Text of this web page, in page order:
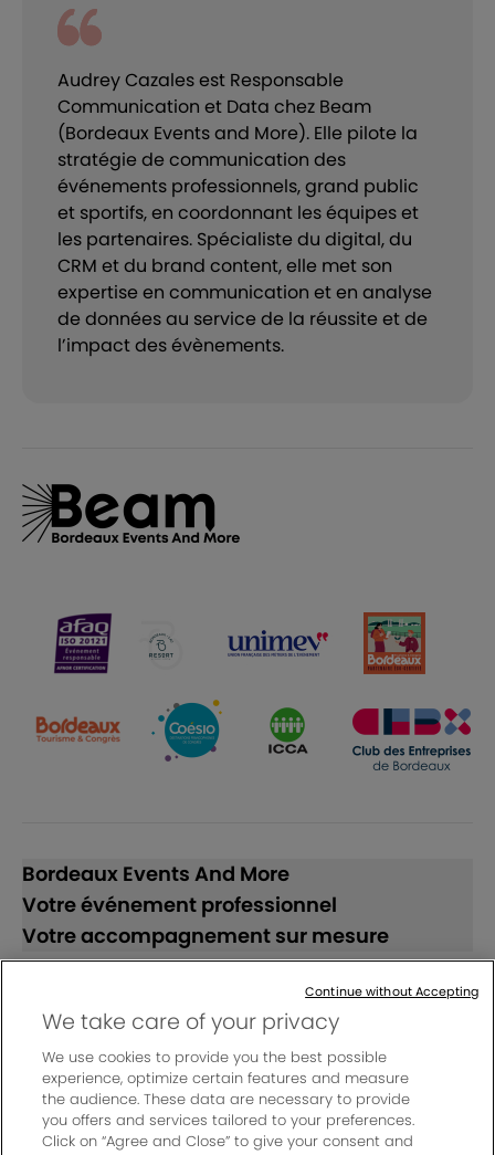
Audrey Cazales est Responsable
Communication et Data chez Beam
(Bordeaux Events and More). Elle pilote la
stratégie de communication des
événements professionnels, grand public
et sportifs, en coordonnant les équipes et
les partenaires. Spécialiste du digital, du
CRM et du brand content, elle met son
expertise en communication et en analyse
de données au service de la réussite et de
l’impact des évènements.
Bordeaux Events And More
Votre événement professionnel
Votre accompagnement sur mesure
BEAM LinkedInBEAM Instagram
BEAM YouTube
We take care of your privacy
We use cookies to provide you the best possible
experience, optimize certain features and measure
the audience. These data are necessary to provide
you offers and services tailored to your preferences.
Click on “Agree and Close” to give your consent and
Continue without Accepting